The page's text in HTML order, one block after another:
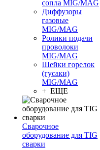
сопла MIG/MAG
Диффузоры
газовые
MIG/MAG
Ролики подачи
проволоки
MIG/MAG
Шейки горелок
(гусаки)
MIG/MAG
+ ЕЩЕ
Сварочное
оборудование для TIG
сварки